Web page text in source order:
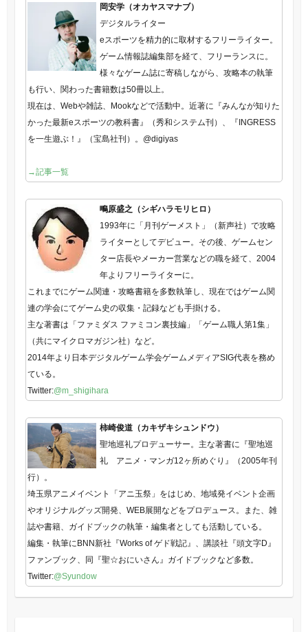
岡安学（オカヤスマナブ）
デジタルライター
eスポーツを精力的に取材するフリーライター。
ゲーム情報誌編集部を経て、フリーランスに。
様々なゲーム誌に寄稿しながら、攻略本の執筆
も行い、関わった書籍数は50冊以上。
現在は、Webや雑誌、Mookなどで活動中。近著に『みんなが知りた
かった最新eスポーツの教科書』（秀和システム刊）、『INGRESS
を一生遊ぶ！』（宝島社刊）。@digiyas
→記事一覧
鴫原盛之（シギハラモリヒロ）
1993年に「月刊ゲーメスト」（新声社）で攻略
ライターとしてデビュー。その後、ゲームセン
ター店長やメーカー営業などの職を経て、2004
年よりフリーライターに。
これまでにゲーム関連・攻略書籍を多数執筆し、現在ではゲーム関
連の学会にてゲーム史の収集・記録なども手掛ける。
主な著書は「ファミダス ファミコン裏技編」「ゲーム職人第1集」
（共にマイクロマガジン社）など。
2014年より日本デジタルゲーム学会ゲームメディアSIG代表を務め
ている。
Twitter:@m_shigihara
柿崎俊道（カキザキシュンドウ）
聖地巡礼プロデューサー。主な著書に『聖地巡
礼 アニメ・マンガ12ヶ所めぐり』（2005年刊
行）。
埼玉県アニメイベント「アニ玉祭」をはじめ、地域発イベント企画
やオリジナルグッズ開発、WEB展開などをプロデュース。また、雑
誌や書籍、ガイドブックの執筆・編集者としても活動している。
編集・執筆にBNN新社『Works of ゲド戦記』、講談社『頭文字D』
ファンブック、同『聖☆おにいさん』ガイドブックなど多数。
Twitter:@Syundow